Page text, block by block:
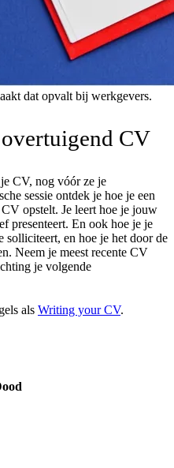
dat opvalt bij werkgevers.
CV
CV, nog vóór ze je
sessie ontdek je hoe je een
opstelt. Je leert hoe je jouw
presenteert. En ook hoe je je
en hoe je het door de
Neem je meest recente CV
je volgende
als Writing your CV.